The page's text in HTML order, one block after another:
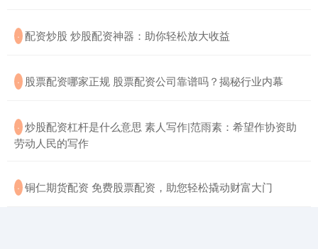
· ​配资炒股 炒股配资神器：助你轻松放大收益
· ​股票配资哪家正规 股票配资公司靠谱吗？揭秘行业内幕
· ​炒股配资杠杆是什么意思 素人写作|范雨素：希望作协资助
劳动人民的写作
· ​铜仁期货配资 免费股票配资，助您轻松撬动财富大门